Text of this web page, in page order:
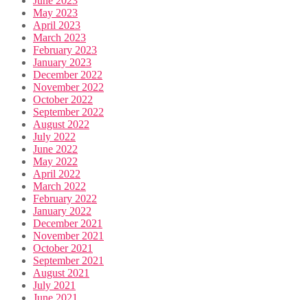
May 2023
April 2023
March 2023
February 2023
January 2023
December 2022
November 2022
October 2022
September 2022
August 2022
July 2022
June 2022
May 2022
April 2022
March 2022
February 2022
January 2022
December 2021
November 2021
October 2021
September 2021
August 2021
July 2021